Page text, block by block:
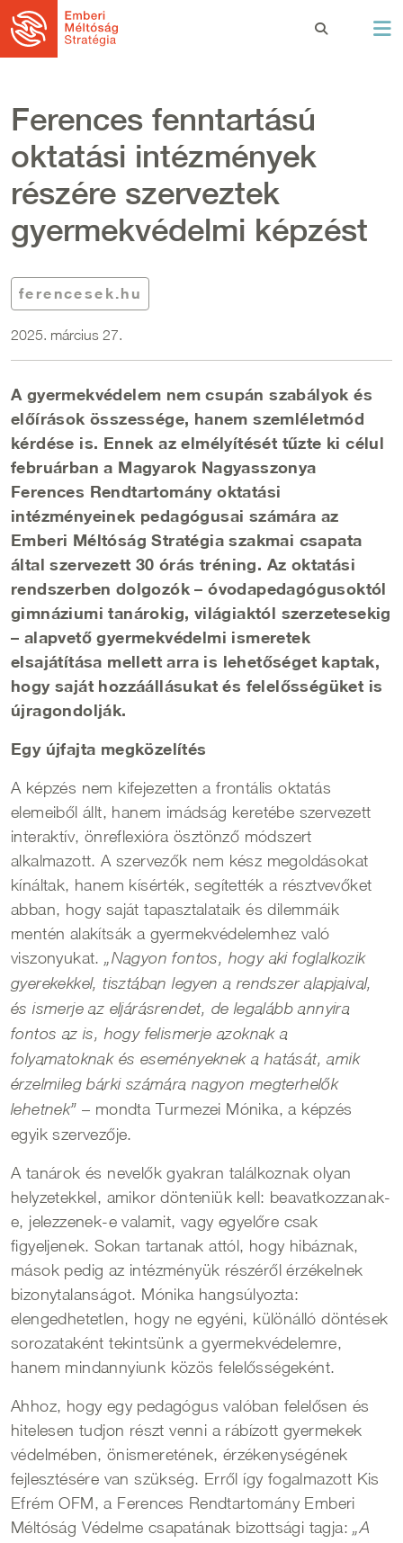
Ugrás a tartalomra
Ferences fenntartású
oktatási intézmények
részére szerveztek
gyermekvédelmi képzést
ferencesek.hu
2025. március 27.
A gyermekvédelem nem csupán szabályok és
előírások összessége, hanem szemléletmód
kérdése is. Ennek az elmélyítését tűzte ki célul
februárban a Magyarok Nagyasszonya
Ferences Rendtartomány oktatási
intézményeinek pedagógusai számára az
Emberi Méltóság Stratégia szakmai csapata
által szervezett 30 órás tréning. Az oktatási
rendszerben dolgozók – óvodapedagógusoktól
gimnáziumi tanárokig, világiaktól szerzetesekig
– alapvető gyermekvédelmi ismeretek
elsajátítása mellett arra is lehetőséget kaptak,
hogy saját hozzáállásukat és felelősségüket is
újragondolják.
Egy újfajta megközelítés
A képzés nem kifejezetten a frontális oktatás
elemeiből állt, hanem imádság keretébe szervezett
interaktív, önreflexióra ösztönző módszert
alkalmazott. A szervezők nem kész megoldásokat
kínáltak, hanem kísérték, segítették a résztvevőket
abban, hogy saját tapasztalataik és dilemmáik
mentén alakítsák a gyermekvédelemhez való
viszonyukat.„Nagyon fontos, hogy aki foglalkozik
gyerekekkel, tisztában legyen a rendszer alapjaival,
és ismerje az eljárásrendet, de legalább annyira
fontos az is, hogy felismerje azoknak a
folyamatoknak és eseményeknek a hatását, amik
érzelmileg bárki számára nagyon megterhelők
lehetnek” – mondta Turmezei Mónika, a képzés
egyik szervezője.
A tanárok és nevelők gyakran találkoznak olyan
helyzetekkel, amikor dönteniük kell: beavatkozzanak-
e, jelezzenek-e valamit, vagy egyelőre csak
figyeljenek. Sokan tartanak attól, hogy hibáznak,
mások pedig az intézményük részéről érzékelnek
bizonytalanságot. Mónika hangsúlyozta:
elengedhetetlen, hogy ne egyéni, különálló döntések
sorozataként tekintsünk a gyermekvédelemre,
hanem mindannyiunk közös felelősségeként.
Ahhoz, hogy egy pedagógus valóban felelősen és
hitelesen tudjon részt venni a rábízott gyermekek
védelmében, önismeretének, érzékenységének
fejlesztésére van szükség. Erről így fogalmazott Kis
Efrém OFM, a Ferences Rendtartomány Emberi
Méltóság Védelme csapatának bizottsági tagja:„A